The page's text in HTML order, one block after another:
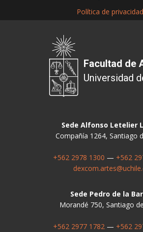
Política de privacidad
Facultad de
Universidad
Sede Alfonso Letelier
Compañía 1264, Santiago
+562 2978 1300 — +562
Sede Pedro de la
Morandé 750, Santiago
+562 2977 1782— +562